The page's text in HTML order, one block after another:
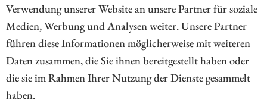
Verwendung unserer Website an unsere Partner für soziale
Medien, Werbung und Analysen weiter. Unsere Partner
führen diese Informationen möglicherweise mit weiteren
Daten zusammen, die Sie ihnen bereitgestellt haben oder
die sie im Rahmen Ihrer Nutzung der Dienste gesammelt
haben.
// kapitalerhoehungen.de - © 2026 - Die Informationsplattform für
Investoren und Unternehmen rund um Kapitalerhöhung, Kapitalmarkt
und Unternehmensfinanzierung